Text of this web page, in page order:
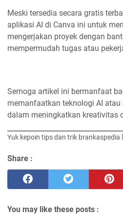
Meski tersedia secara gratis
aplikasi AI di Canva ini untuk
mengerjakan proyek dengan
mempermudah tugas atau
Semoga artikel ini bermanfaat
memanfaatkan teknologi AI atau
dalam meningkatkan kreativitas
Yuk kepoin tips dan trik brankaspedia
Share :
You may like these posts :